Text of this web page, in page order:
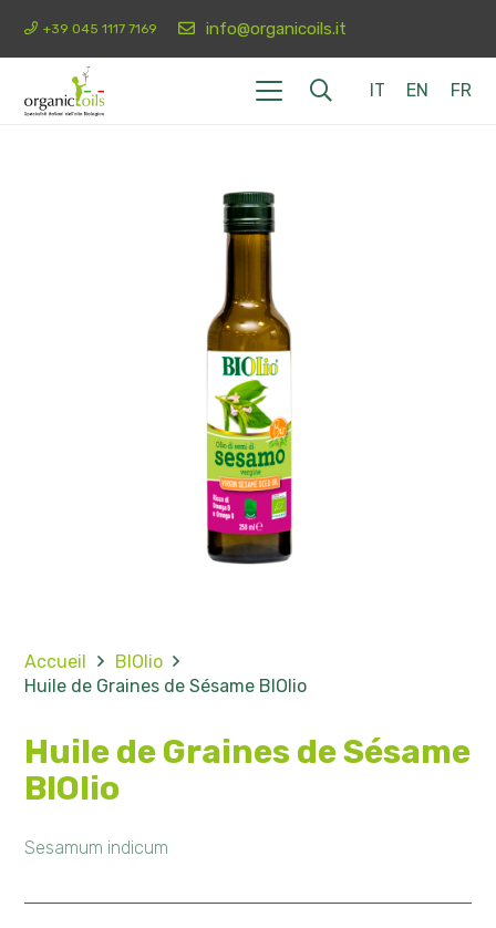
+39 045 1117 7169 info@organicoils.it
IT EN FR
Accueil
BIOlio
Huile de Graines de Sésame BIOlio
Huile de Graines de Sésame
BIOlio
Sesamum indicum